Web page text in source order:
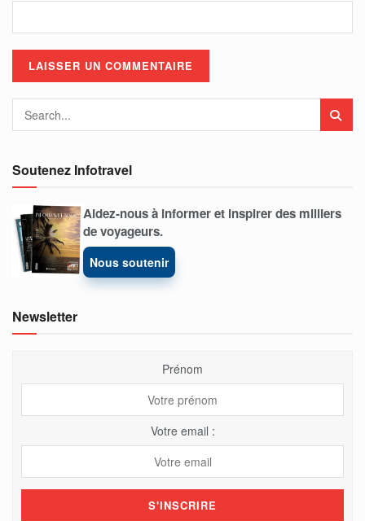
Soutenez Infotravel
Aidez-nous à informer et inspirer des milliers
de voyageurs.
Nous soutenir
Newsletter
Prénom
Votre email :